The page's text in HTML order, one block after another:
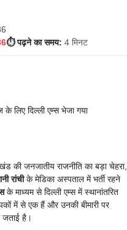
⏱️ पढ़ने का समय: 4 मिनट
की जनजातीय राजनीति का बड़ा चेहरा,
रांचीके मेडिका अस्पताल में भर्ती रहने
के माध्यम से दिल्ली एम्स में स्थानांतरित
में से एक हैं और उनकी बीमारी पर
जताई है।